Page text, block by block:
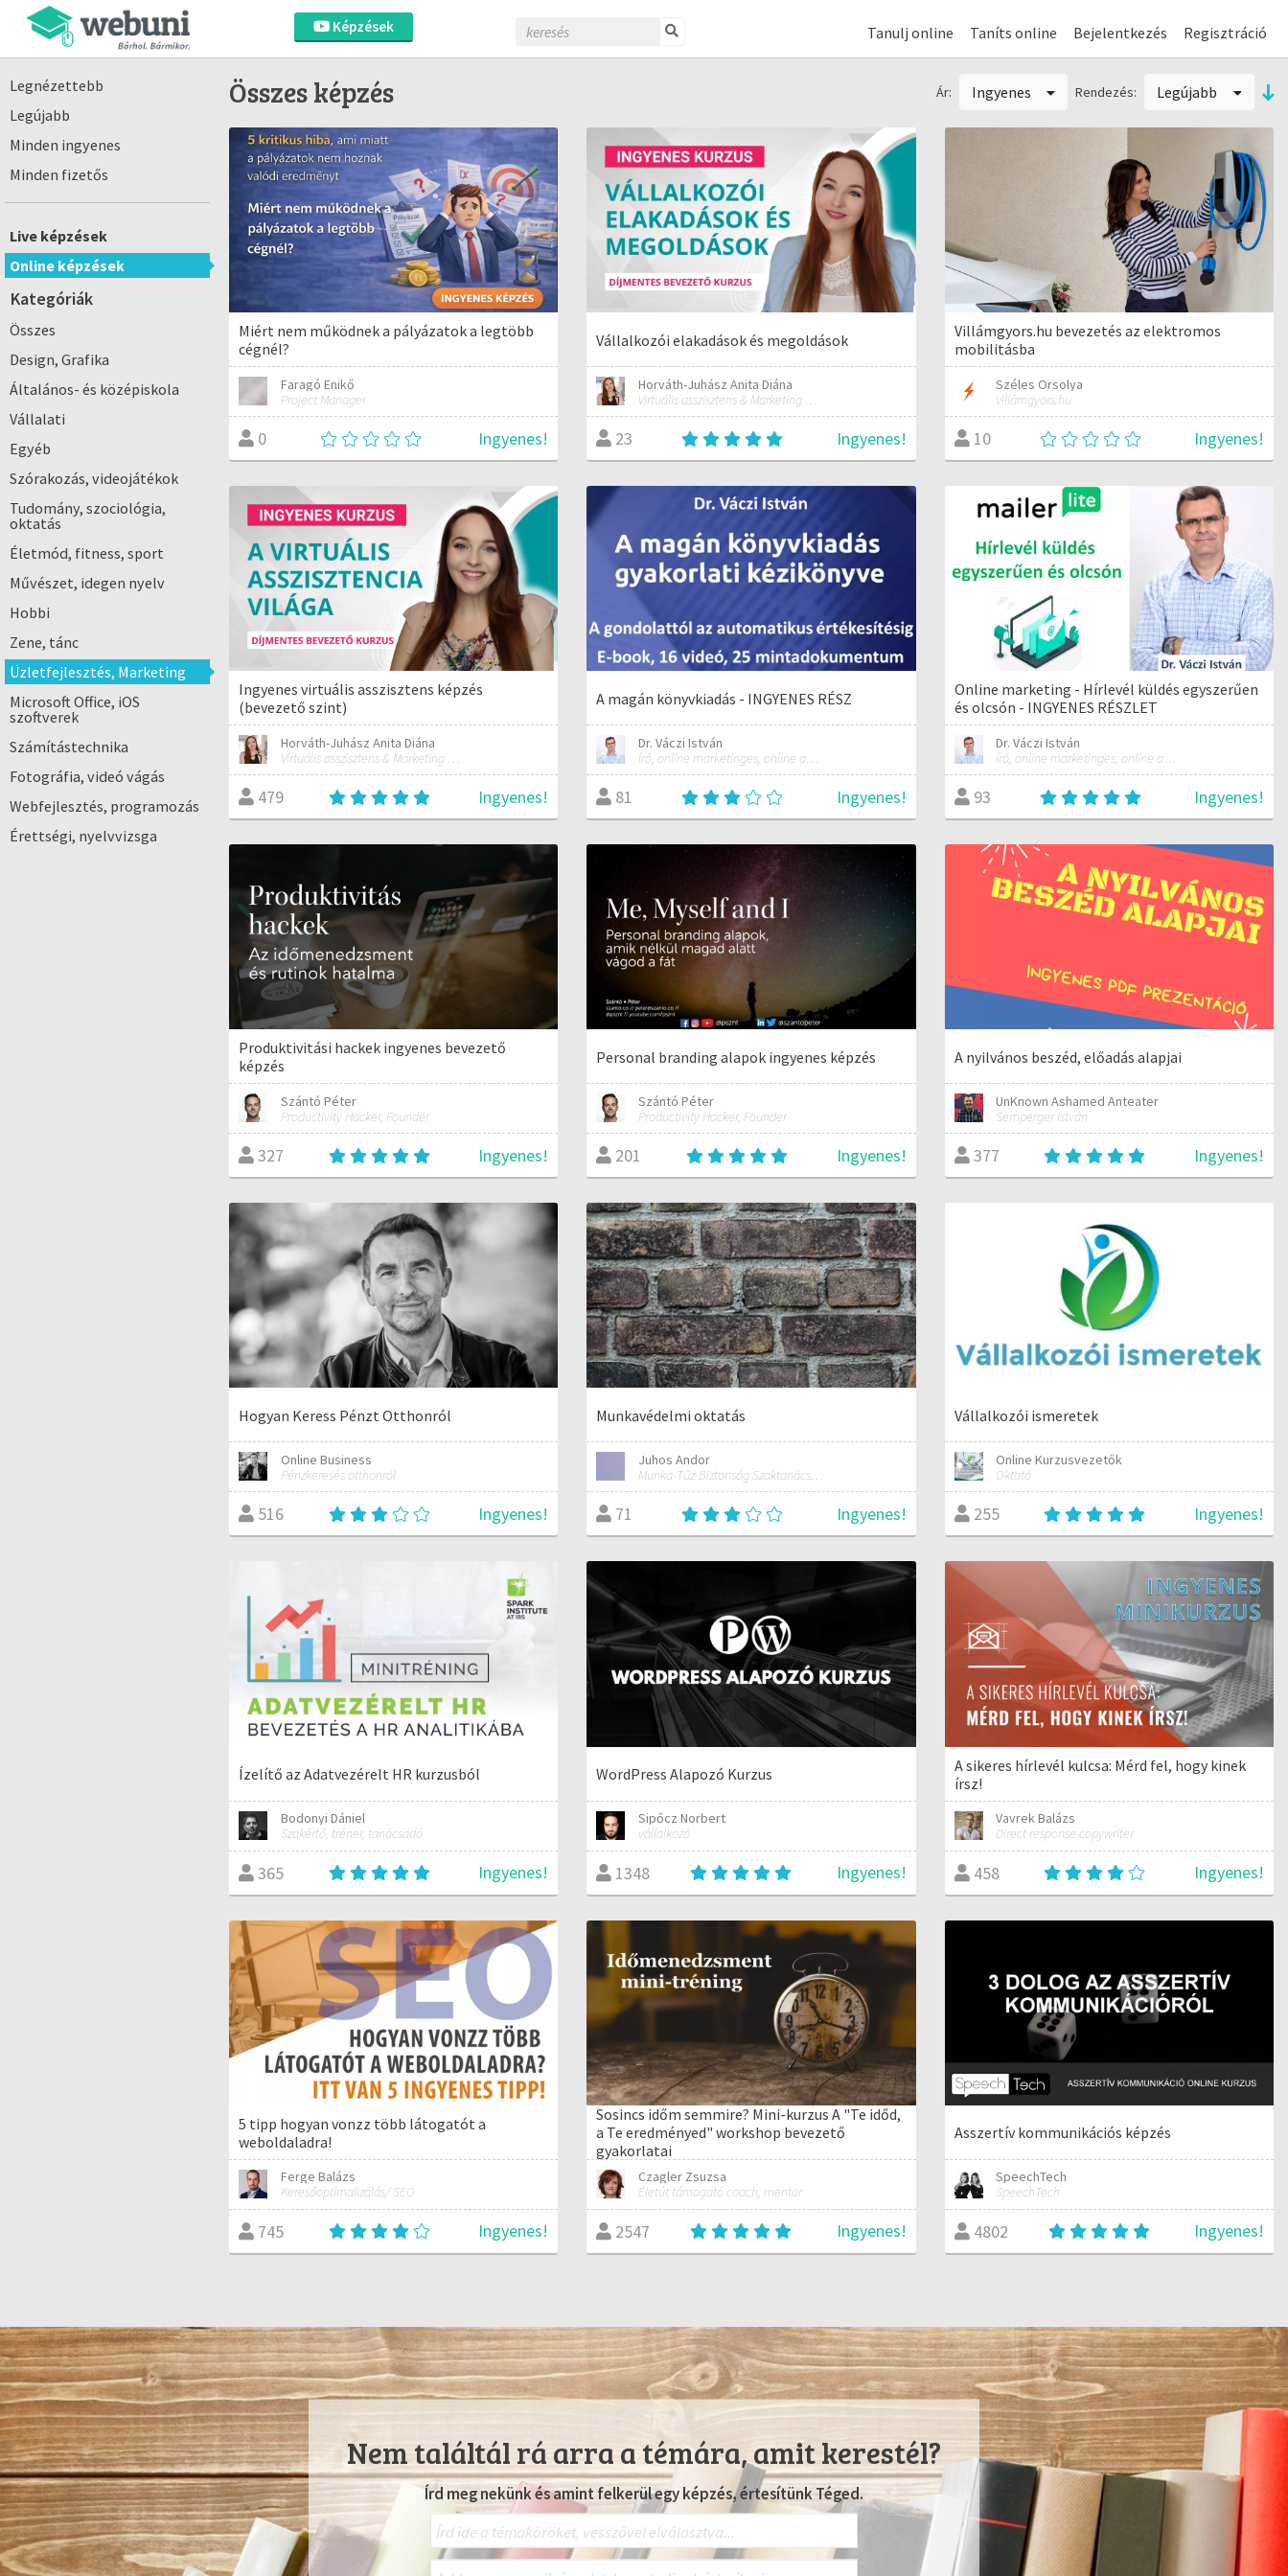
Képzések Tanulj online Taníts online Bejelentkezés Regisztráció
Legnézettebb
Legújabb
Minden ingyenes
Minden fizetős
Live képzések
Online képzések
Kategóriák
Összes
Design, Grafika
Általános- és középiskola
Vállalati
Egyéb
Szórakozás, videojátékok
Tudomány, szociológia,
oktatás
Életmód, fitness, sport
Művészet, idegen nyelv
Hobbi
Zene, tánc
Üzletfejlesztés, Marketing
Microsoft Office, iOS
szoftverek
Számítástechnika
Fotográfia, videó vágás
Webfejlesztés, programozás
Érettségi, nyelvvizsga
Összes képzés Ár: Ingyenes Rendezés: Legújabb
Miért nem működnek a pályázatok a legtöbb
cégnél?
Faragó Enikő
Project Manager
0 Ingyenes!
Vállalkozói elakadások és megoldások
Horváth-Juhász Anita Diána
Virtuális asszisztens & Marketing és PR szakember
23 Ingyenes!
Villámgyors.hu bevezetés az elektromos
mobilitásba
Széles Orsolya
Villámgyors.hu
10 Ingyenes!
Ingyenes virtuális asszisztens képzés
(bevezető szint)
Horváth-Juhász Anita Diána
Virtuális asszisztens & Marketing és PR szakember
479 Ingyenes!
A magán könyvkiadás - INGYENES RÉSZ
Dr. Váczi István
író, online marketinges, online automatizálási szakember
81 Ingyenes!
Online marketing - Hírlevél küldés egyszerűen
és olcsón - INGYENES RÉSZLET
Dr. Váczi István
író, online marketinges, online automatizálási szakember
93 Ingyenes!
Produktivitási hackek ingyenes bevezető
képzés
Szántó Péter
Productivity Hacker, Founder
327 Ingyenes!
Personal branding alapok ingyenes képzés
Szántó Péter
Productivity Hacker, Founder
201 Ingyenes!
A nyilvános beszéd, előadás alapjai
UnKnown Ashamed Anteater
Semperger István
377 Ingyenes!
Hogyan Keress Pénzt Otthonról
Online Business
Pénzkeresés otthonról
516 Ingyenes!
Munkavédelmi oktatás
Juhos Andor
Munka-Tűz-Biztonság Szaktanácsadó Iroda
71 Ingyenes!
Vállalkozói ismeretek
Online Kurzusvezetők
Oktató
255 Ingyenes!
Ízelítő az Adatvezérelt HR kurzusból
Bodonyi Dániel
Szakértő, tréner, tanácsadó
365 Ingyenes!
WordPress Alapozó Kurzus
Sipőcz Norbert
vállalkozó
1348 Ingyenes!
A sikeres hírlevél kulcsa: Mérd fel, hogy kinek
írsz!
Vavrek Balázs
Direct response copywriter
458 Ingyenes!
5 tipp hogyan vonzz több látogatót a
weboldaladra!
Ferge Balázs
Keresőoptimalizálás/ SEO
745 Ingyenes!
Sosincs időm semmire? Mini-kurzus A "Te időd,
a Te eredményed" workshop bevezető
gyakorlatai
Czagler Zsuzsa
Életút támogató coach, mentor
2547 Ingyenes!
Asszertív kommunikációs képzés
SpeechTech
SpeechTech
4802 Ingyenes!
Nem találtál rá arra a témára, amit kerestél?
Írd meg nekünk és amint felkerül egy képzés, értesítünk Téged.